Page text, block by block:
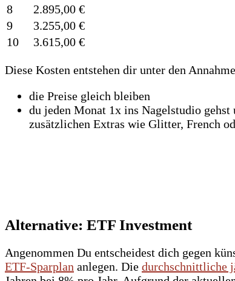
8
2.895,00 €
9
3.255,00 €
10
3.615,00 €
Diese Kosten entstehen dir unter den
die Preise gleich bleiben
du jeden Monat 1x ins Nagelstudio
zusätzlichen Extras wie Glitter, French
Alternative: ETF Investment
Angenommen Du entscheidest dich gegen
ETF-Sparplan anlegen. Die durchschnittliche